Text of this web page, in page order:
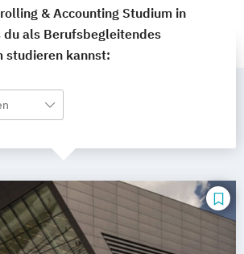
& Accounting Studium in
du als Berufsbegleitendes
studieren kannst: